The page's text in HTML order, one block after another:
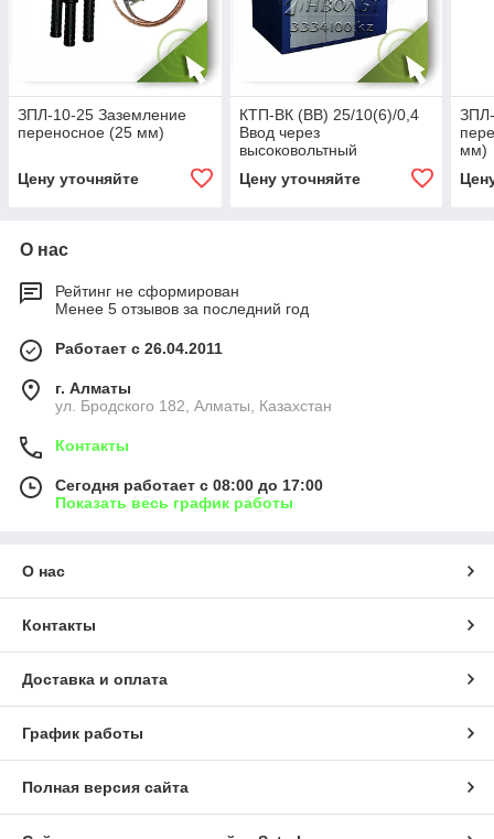
ЗПЛ-10-25 Заземление
переносное (25 мм)
Цену уточняйте
КТП-ВК (ВВ) 25/10(6)/0,4
Ввод через
высоковольтный
Цену уточняйте
мм)
О нас
Рейтинг не сформирован
Менее 5 отзывов за последний год
Работает с 26.04.2011
г. Алматы
ул. Бродского 182, Алматы, Казахстан
Контакты
Сегодня работает с 08:00 до 17:00
Показать весь график работы
О нас
Контакты
Доставка и оплата
График работы
Полная версия сайта